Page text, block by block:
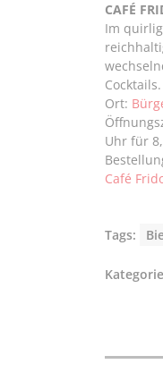
CAFÉ
Im
Cocktails.
Ort:
Uhr für
Café
Tags: